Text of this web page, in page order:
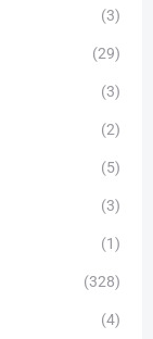
(3)
(29)
(3)
(2)
(5)
(3)
(1)
(328)
(4)